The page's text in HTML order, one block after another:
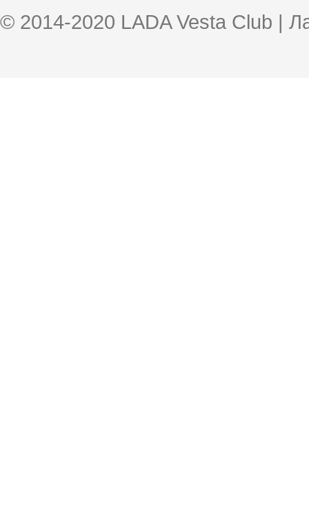
© 2014-2020 LADA Vesta Club |